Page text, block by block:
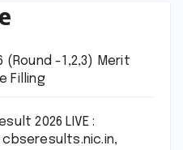
(Round -1,2,3) Merit
Filling
2026 LIVE :